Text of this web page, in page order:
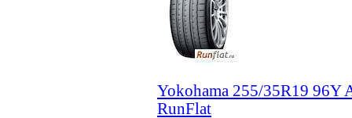
Yokohama 255/35R19 96Y
RunFlat